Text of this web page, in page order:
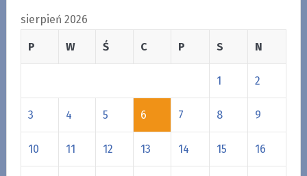
sierpień 2026
P W Ś C P S N
1 2
3 4 5 6 7 8 9
10 11 12 13 14 15 16